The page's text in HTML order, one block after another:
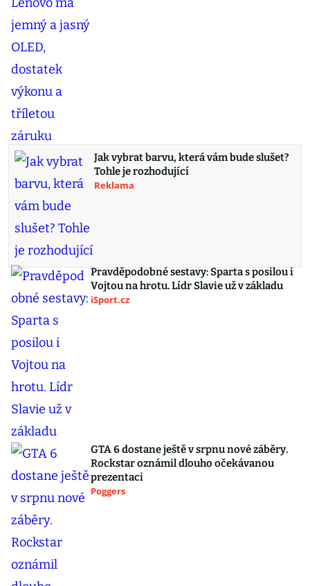
Jak vybrat barvu, která vám bude slušet?
Tohle je rozhodující
Reklama
Pravděpodobné sestavy: Sparta s posilou i
Vojtou na hrotu. Lídr Slavie už v základu
iSport.cz
GTA 6 dostane ještě v srpnu nové záběry.
Rockstar oznámil dlouho očekávanou
prezentaci
Poggers